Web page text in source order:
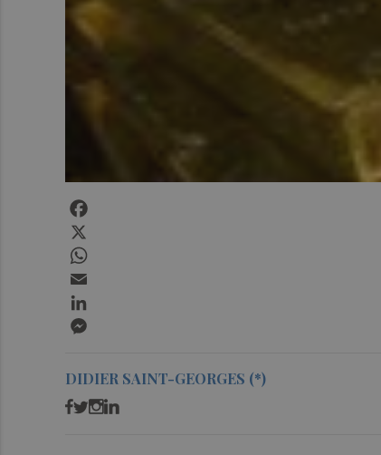
DIDIER SAINT-GEORGES (*)